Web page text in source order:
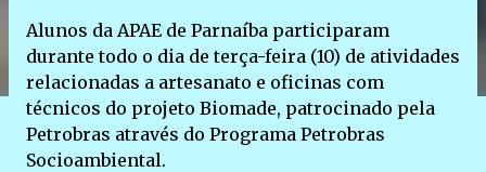
Alunos da APAE de Parnaíba participaram
durante todo o dia de terça-feira (10) de atividades
relacionadas a artesanato e oficinas com
técnicos do projeto Biomade, patrocinado pela
Petrobras através do Programa Petrobras
Socioambiental.